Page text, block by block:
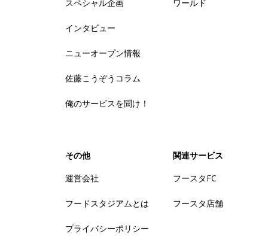
スペシャル企画
インタビュー
ニューオープン情報
佐藤こうぞうコラム
俺のサービスを聞け！
ワールド
その他
運営会社
フードスタジアムとは
プライバシーポリシー
関連サービス
フースタFC
フースタ店舗